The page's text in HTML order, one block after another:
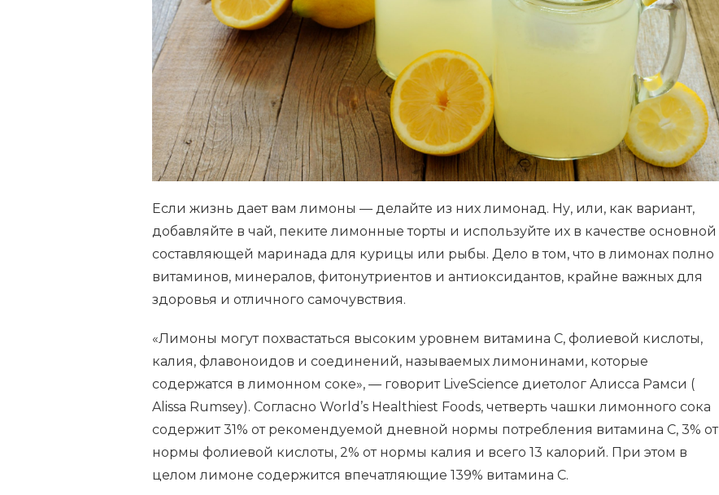
Если жизнь дает вам лимоны — делайте из них лимонад. Ну, или, как вариант,
добавляйте в чай, пеките лимонные торты и используйте их в качестве основной
составляющей маринада для курицы или рыбы. Дело в том, что в лимонах полно
витаминов, минералов, фитонутриентов и антиоксидантов, крайне важных для
здоровья и отличного самочувствия.
«Лимоны могут похвастаться высоким уровнем витамина С, фолиевой кислоты,
калия, флавоноидов и соединений, называемых лимонинами, которые
содержатся в лимонном соке», — говорит LiveScience диетолог Алисса Рамси (
Alissa Rumsey). Согласно World’s Healthiest Foods, четверть чашки лимонного сока
содержит 31% от рекомендуемой дневной нормы потребления витамина С, 3% от
нормы фолиевой кислоты, 2% от нормы калия и всего 13 калорий. При этом в
целом лимоне содержится впечатляющие 139% витамина C.